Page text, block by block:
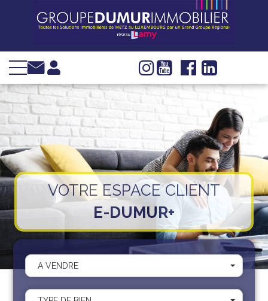
VENTE
LOCATION
INVESTIR
IMMOBILIER
D'ENTREPRISE
GESTION
SYNDIC
WEB TV
Actualités
Nous trouver
Recrutement
Contact
VOTRE ESPACE CLIENT
E-DUMUR+
A VENDRE